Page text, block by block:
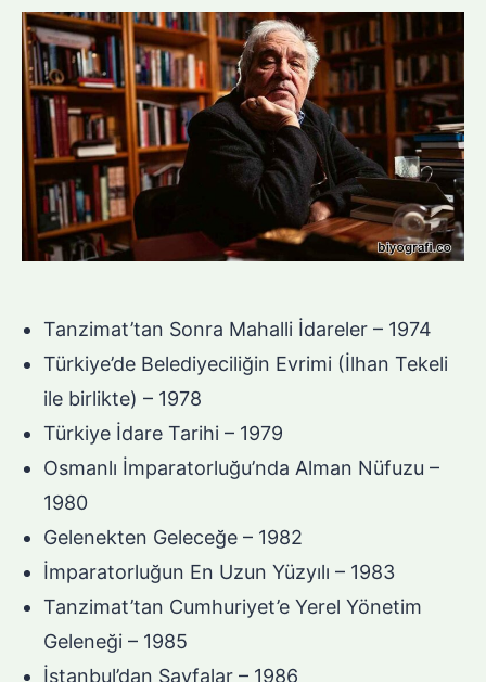
Tanzimat’tan Sonra Mahalli İdareler – 1974
Türkiye’de Belediyeciliğin Evrimi (İlhan Tekeli
ile birlikte) – 1978
Türkiye İdare Tarihi – 1979
Osmanlı İmparatorluğu’nda Alman Nüfuzu –
1980
Gelenekten Geleceğe – 1982
İmparatorluğun En Uzun Yüzyılı – 1983
Tanzimat’tan Cumhuriyet’e Yerel Yönetim
Geleneği – 1985
İstanbul’dan Sayfalar – 1986